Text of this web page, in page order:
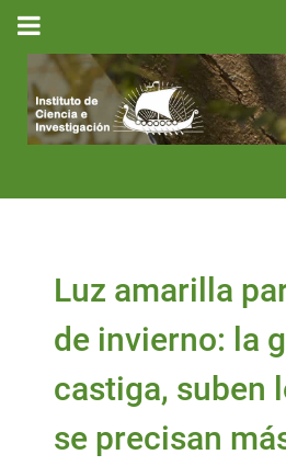
Luz amarilla
de invierno: la
castiga, suben
se precisan